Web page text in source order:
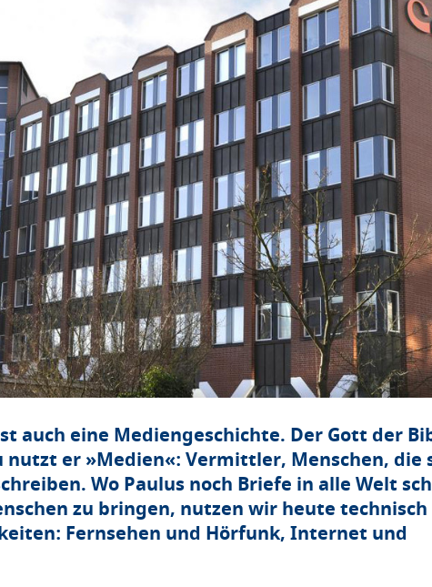
auch eine Mediengeschichte. Der Gott der
er »Medien«: Vermittler, Menschen, die
Wo Paulus noch Briefe in alle Welt
zu bringen, nutzen wir heute technisch
Fernsehen und Hörfunk, Internet und